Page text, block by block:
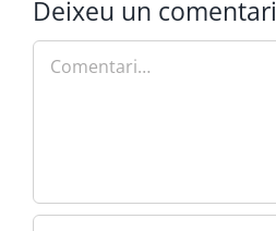
Deixeu un comentari